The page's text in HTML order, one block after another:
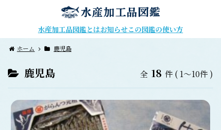
水産加工品図鑑とはお知らせこの図鑑の使い方
ホーム 鹿児島
鹿児島 全 18 件 ( 1～10件 )